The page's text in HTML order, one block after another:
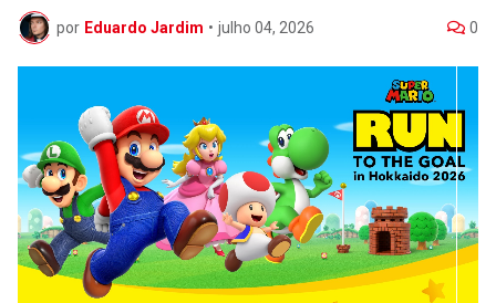
por Eduardo Jardim • julho 04, 2026 0